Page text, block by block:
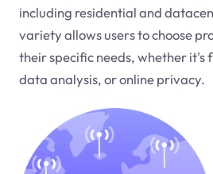
including residential and
variety allows users to choose
their specific needs, whether it's
data analysis, or online privacy.